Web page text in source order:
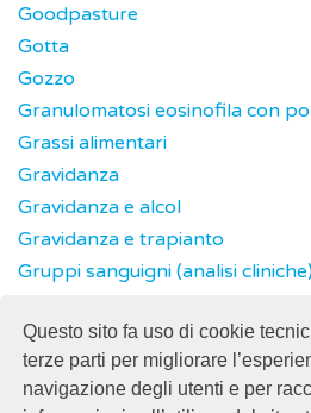
Questo sito fa uso di cookie
terze parti per migliorare
navigazione degli utenti e per
Goodpasture
Gotta
Gozzo
Granulomatosi eosinofila con
Grassi alimentari
Gravidanza
Gravidanza e alcol
Gravidanza e trapianto
Gruppi sanguigni (analisi
GvHD - Graft versus Host